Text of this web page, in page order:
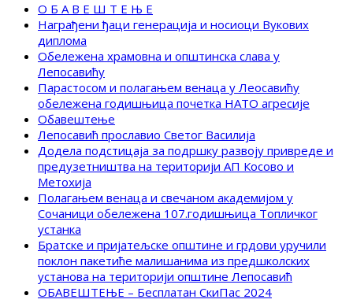
О Б А В Е Ш Т Е Њ Е
Награђени ђаци генерација и носиоци Вукових
диплома
Обележена храмовна и општинска слава у
Лепосавићу
Парастосом и полагањем венаца у Леосавићу
обележена годишњица почетка НАТО агресије
Обавештење
Лепосавић прославио Светог Василија
Додела подстицаја за подршку развоју привреде и
предузетништва на територији АП Косово и
Метохија
Полагањем венаца и свечаном академијом у
Сочаници обележена 107.годишњица Топличког
устанка
Братске и пријатељске општине и грдови уручили
поклон пакетиће малишанима из предшколских
установа на територији општине Лепосавић
ОБАВЕШТЕЊЕ – Бесплатан СкиПас 2024